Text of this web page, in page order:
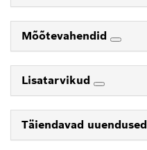
Mõõtevahendid
Lisatarvikud
Täiendavad uuendused